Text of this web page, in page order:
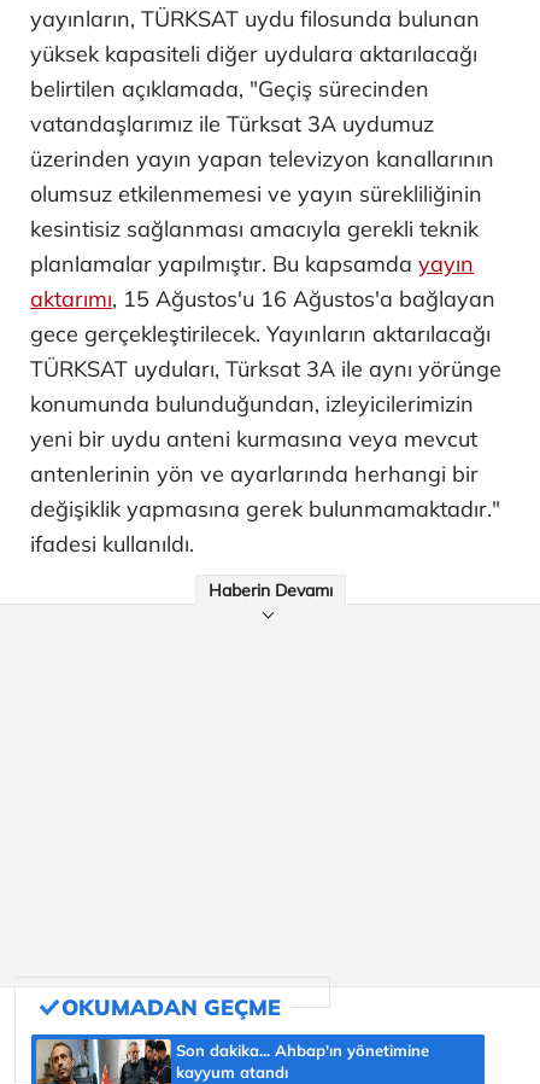
yayınların, TÜRKSAT uydu filosunda bulunan
yüksek kapasiteli diğer uydulara aktarılacağı
belirtilen açıklamada, "Geçiş sürecinden
vatandaşlarımız ile Türksat 3A uydumuz
üzerinden yayın yapan televizyon kanallarının
olumsuz etkilenmemesi ve yayın sürekliliğinin
kesintisiz sağlanması amacıyla gerekli teknik
planlamalar yapılmıştır. Bu kapsamda yayın
aktarımı, 15 Ağustos'u 16 Ağustos'a bağlayan
gece gerçekleştirilecek. Yayınların aktarılacağı
TÜRKSAT uyduları, Türksat 3A ile aynı yörünge
konumunda bulunduğundan, izleyicilerimizin
yeni bir uydu anteni kurmasına veya mevcut
antenlerinin yön ve ayarlarında herhangi bir
değişiklik yapmasına gerek bulunmamaktadır."
ifadesi kullanıldı.
Haberin Devamı
Son dakika... Ahbap'ın yönetimine
kayyum atandı